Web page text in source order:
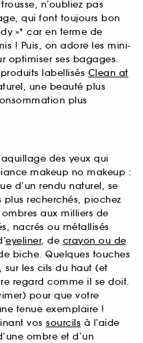
n’oubliez pas
qui font toujours bon
»* car en terme de
! Puis, on adore les mini-
optimiser ses bagages.
labellisés Clean at
une beauté plus
plus
des yeux qui
makeup no makeup :
d’un rendu naturel, se
recherchés, piochez
aux milliers de
nacrés ou métallisés
eyeliner, de crayon ou de
biche. Quelques touches
les cils du haut (et
regard comme il se doit.
pour que votre
tenue exemplaire !
vos sourcils à l’aide
ombre et d’un